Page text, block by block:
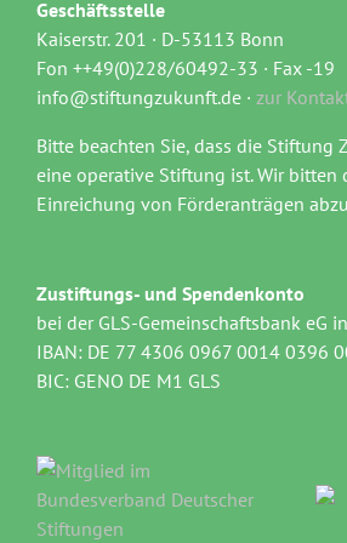
Geschäftsstelle
Kaiserstr. 201 · D-53113 Bonn
Fon ++49(0)228/60492-33 · Fax -19
info@stiftungzukunft.de · zur
Bitte beachten Sie, dass die Stiftung
eine operative Stiftung ist. Wir bitten
Einreichung von Förderanträgen
Zustiftungs- und Spendenkonto
bei der GLS-Gemeinschaftsbank eG
IBAN: DE 77 4306 0967 0014 0396
BIC: GENO DE M1 GLS